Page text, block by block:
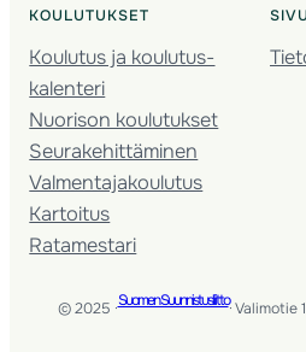
KOULUTUKSET
Koulutus ja koulutus­
kalenteri
Nuorison koulutukset
Seura­kehittäminen
Valmentaja­koulutus
Kartoitus
Ratamestari
© 2025 ·Suomen Suunnistusliitto· Valimotie